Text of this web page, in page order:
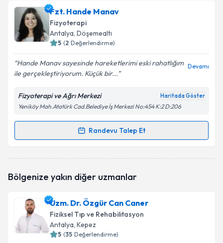
Fzt. Hande Manav
Fizyoterapi
Antalya, Döşemealtı
5 (2 Değerlendirme)
Hande Manav sayesinde hareketlerimi eski rahatlığım
ile gerçekleştiriyorum. Küçük bir...
Devamı
Fizyoterapi ve Ağrı Merkezi Haritada Göster
Yeniköy Mah.Atatürk Cad.Belediye İş Merkezi No:454 K:2 D:206
Randevu Talep Et
Randevu Takvimi Talebi
oluşturun. Size bu uzmandan randevu almanız için bir
E-posta Adresiniz
Bölgenize yakın diğer uzmanlar
Uzm. Dr. Özgür Can Caner
Fiziksel Tıp ve Rehabilitasyon
Antalya, Kepez
5 (35 Değerlendirme)